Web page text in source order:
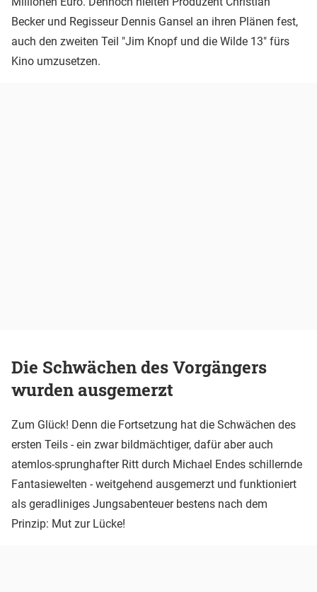
Becker und Regisseur Dennis Gansel an ihren Plänen fest,
auch den zweiten Teil "Jim Knopf und die Wilde 13" fürs
Kino umzusetzen.
Die Schwächen des Vorgängers
wurden ausgemerzt
Zum Glück! Denn die Fortsetzung hat die Schwächen des
ersten Teils - ein zwar bildmächtiger, dafür aber auch
atemlos-sprunghafter Ritt durch Michael Endes schillernde
Fantasiewelten - weitgehend ausgemerzt und funktioniert
als geradliniges Jungsabenteuer bestens nach dem
Prinzip: Mut zur Lücke!